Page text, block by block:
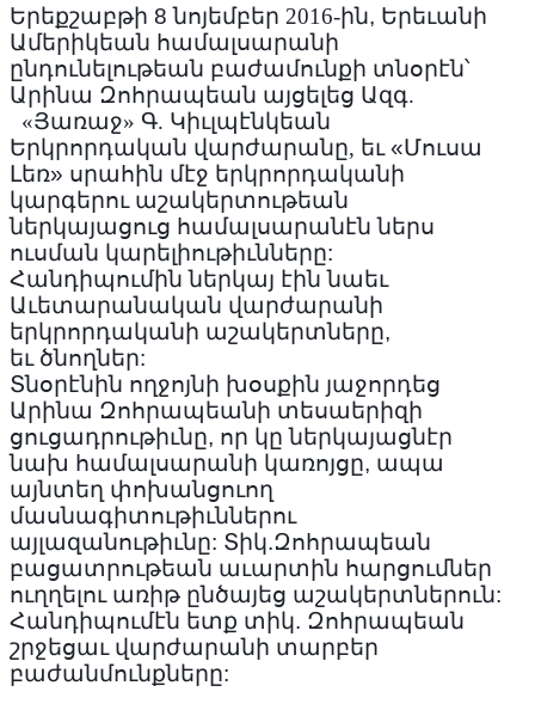
Երեքշաբթի 8նոյեմբեր 2016-ին, Երեւանի
Ամերիկեան համալսարանի
ընդունելութեան բաժամունքի տնօրէն՝
Արինա Զոհրապեան այցելեց Ազգ.
«Յառաջ» Գ. Կիւլպէնկեան
Երկրորդական վարժարանը, եւ«Մուսա
Լեռ» սրահին մէջ երկրորդականի
կարգերու աշակերտութեան
ներկայացուց համալսարանէն ներս
ուսման կարելիութիւնները:
Հանդիպումին ներկայ էին նաեւ
Աւետարանական վարժարանի
երկրորդականի աշակերտները,
եւծնողներ:
Տնօրէնին ողջոյնի խօսքին յաջորդեց
Արինա Զոհրապեանի տեսաերիզի
ցուցադրութիւնը, որ կը ներկայացնէր
նախ համալսարանի կառոյցը, ապա
այնտեղ փոխանցուող
մասնագիտութիւններու
այլազանութիւնը: Տիկ.Զոհրապեան
բացատրութեան աւարտին հարցումներ
ուղղելու առիթ ընծայեց աշակերտներուն:
Հանդիպումէն ետք տիկ. Զոհրապեան
շրջեցաւ վարժարանի տարբեր
բաժանմունքները: